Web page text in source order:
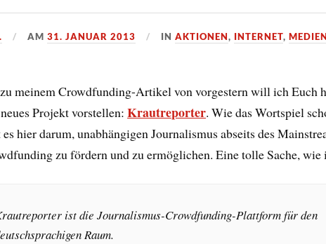
AM31. JANUAR 2013 INAKTIONEN, INTERNET,MEDIEN
meinem Crowdfunding-Artikel von vorgestern will ich Euch
Projekt vorstellen:Krautreporter. Wie das Wortspiel
es hier darum, unabhängigen Journalismus abseits des
zu fördern und zu ermöglichen. Eine tolle Sache, wie
ist die Journalismus-Crowdfunding-Plattform für den
Raum.